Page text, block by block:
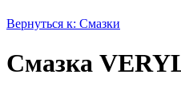
Вернуться к: Смазки
Смазка